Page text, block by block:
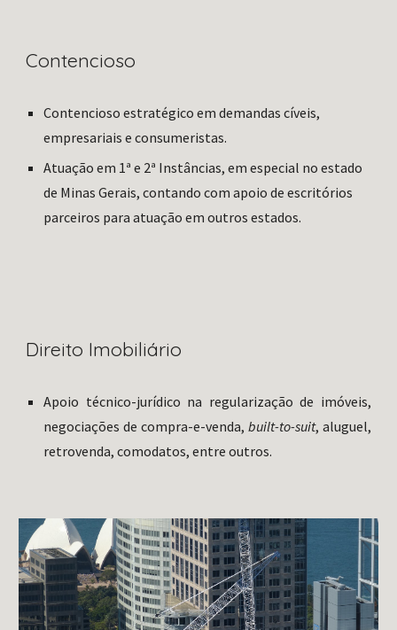
Contencioso
Contencioso estratégico em demandas cíveis,
empresariais e consumeristas.
Atuação em 1ª e 2ª Instâncias, em especial no estado
de Minas Gerais, contando com apoio de escritórios
parceiros para atuação em outros estados.
Direito Imobiliário
Apoio técnico-jurídico na regularização de imóveis,
negociações de compra-e-venda, built-to-suit, aluguel,
retrovenda, comodatos, entre outros.